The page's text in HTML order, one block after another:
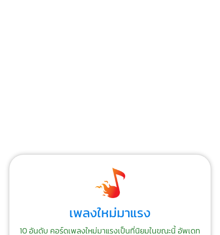
เพลงใหม่มาแรง
10 อันดับ คอร์ดเพลงใหม่มาแรงเป็นที่นิยมในขณะนี้ อัพเดท